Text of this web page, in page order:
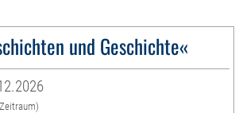
und Geschichte«